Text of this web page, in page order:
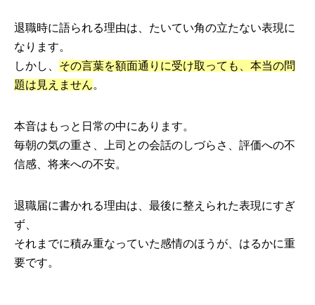
退職時に語られる理由は、たいてい角の立たない表現に
なります。
しかし、 その言葉を額面通りに受け取っても、本当の問
題は見えません。
本音はもっと日常の中にあります。
毎朝の気の重さ、上司との会話のしづらさ、評価への不
信感、将来への不安。
退職届に書かれる理由は、最後に整えられた表現にすぎ
ず、
それまでに積み重なっていた感情のほうが、はるかに重
要です。